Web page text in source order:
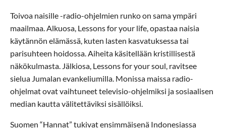
Toivoa naisille -radio-ohjelmien runko on sama ympäri
maailmaa. Alkuosa, Lessons for your life, opastaa naisia
käytännön elämässä, kuten lasten kasvatuksessa tai
parisuhteen hoidossa. Aiheita käsitellään kristillisestä
näkökulmasta. Jälkiosa, Lessons for your soul, ravitsee
sielua Jumalan evankeliumilla. Monissa maissa radio-
ohjelmat ovat vaihtuneet televisio-ohjelmiksi ja sosiaalisen
median kautta välitettäviksi sisällöiksi.
Suomen “Hannat” tukivat ensimmäisenä Indonesiassa